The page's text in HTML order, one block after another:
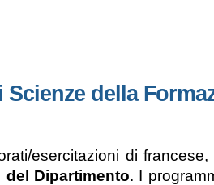
della
esercitazioni di
del Dipartimento. I